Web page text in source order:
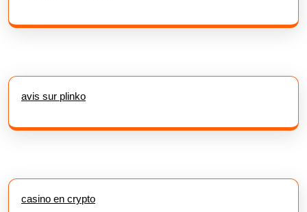
avis sur plinko
casino en crypto